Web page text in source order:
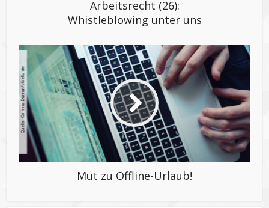
Arbeitsrecht (26):
Whistleblowing unter uns
Mut zu Offline-Urlaub!